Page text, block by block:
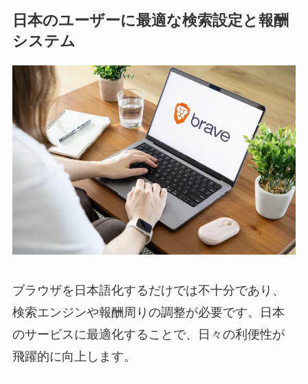
日本のユーザーに最適な検索設定と報酬
システム
ブラウザを日本語化するだけでは不十分であり、
検索エンジンや報酬周りの調整が必要です。日本
のサービスに最適化することで、日々の利便性が
飛躍的に向上します。